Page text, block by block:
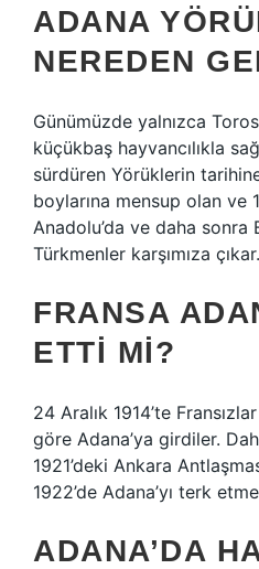
ADANA
NEREDEN
Günümüzde yalnızca
küçükbaş hayvancılıkla
sürdüren Yörüklerin
boylarına mensup olan ve
Anadolu’da ve daha sonra
Türkmenler karşımıza çıkar.
FRANSA
ETTI MI?
24 Aralık 1914’te
göre Adana’ya girdiler.
1921’deki Ankara
1922’de Adana’yı terk
ADANA’DA